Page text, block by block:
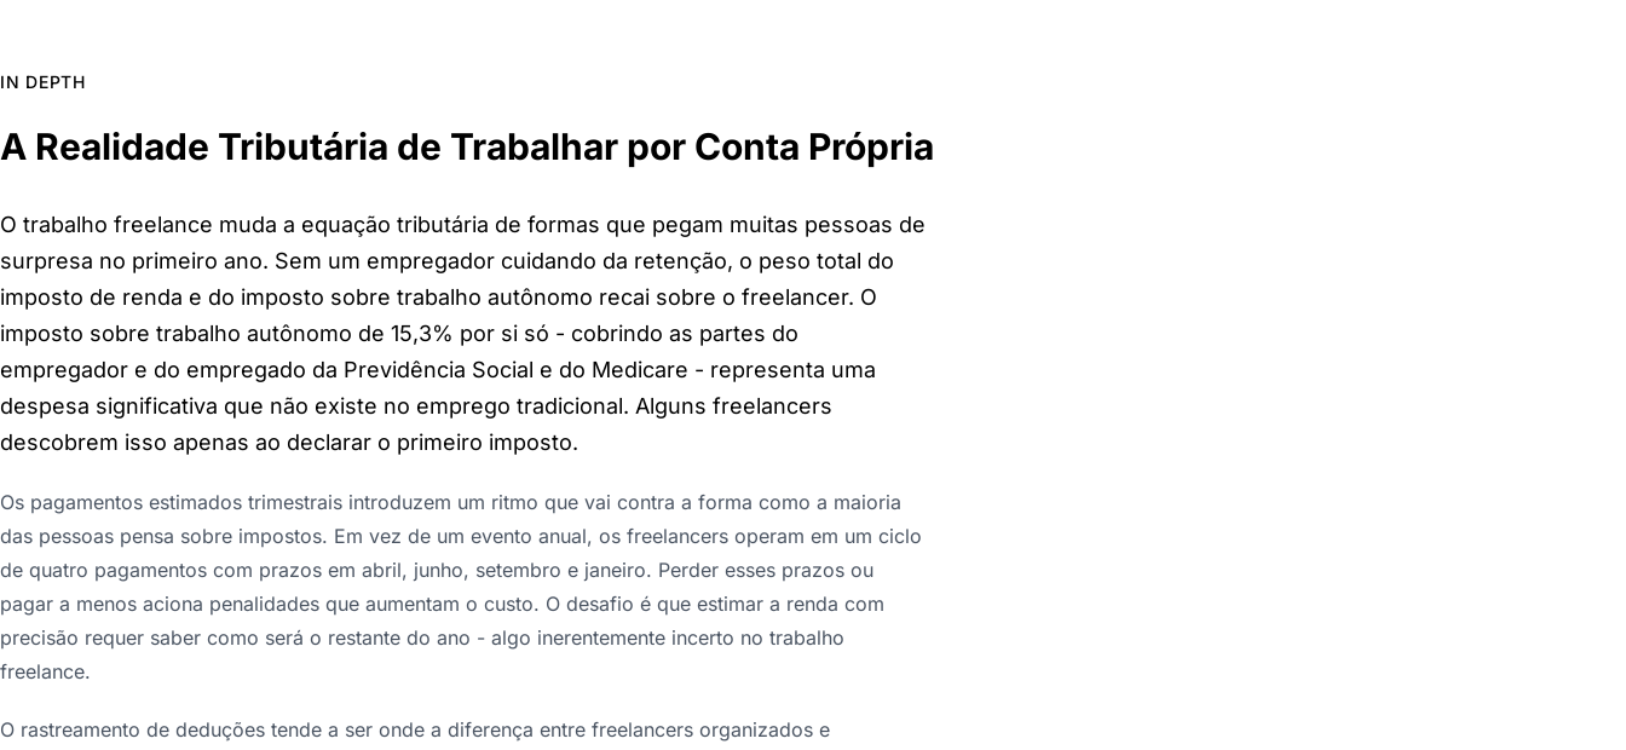
IN DEPTH
A Realidade Tributária de Trabalhar por Conta Própria
O trabalho freelance muda a equação tributária de formas que pegam muitas pessoas de
surpresa no primeiro ano. Sem um empregador cuidando da retenção, o peso total do
imposto de renda e do imposto sobre trabalho autônomo recai sobre o freelancer. O
imposto sobre trabalho autônomo de 15,3% por si só - cobrindo as partes do
empregador e do empregado da Previdência Social e do Medicare - representa uma
despesa significativa que não existe no emprego tradicional. Alguns freelancers
descobrem isso apenas ao declarar o primeiro imposto.
Os pagamentos estimados trimestrais introduzem um ritmo que vai contra a forma como a maioria
das pessoas pensa sobre impostos. Em vez de um evento anual, os freelancers operam em um ciclo
de quatro pagamentos com prazos em abril, junho, setembro e janeiro. Perder esses prazos ou
pagar a menos aciona penalidades que aumentam o custo. O desafio é que estimar a renda com
precisão requer saber como será o restante do ano - algo inerentemente incerto no trabalho
freelance.
O rastreamento de deduções tende a ser onde a diferença entre freelancers organizados e